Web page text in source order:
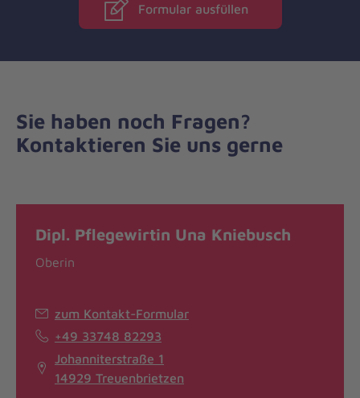
Formular ausfüllen
Sie haben noch Fragen?
Kontaktieren Sie uns gerne
Dipl. Pflegewirtin Una Kniebusch
Oberin
zum Kontakt-Formular
+49 33748 82293
Johanniterstraße 1
14929 Treuenbrietzen